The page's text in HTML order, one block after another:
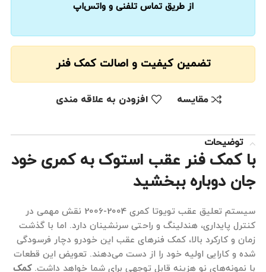
از طریق تماس تلفنی و واتس‌اپ
تضمین کیفیت و اصالت کمک فنر
مقايسه افزودن به علاقه مندی
توضیحات
با کمک فنر عقب استوک به کمری خود
جان دوباره ببخشید
سیستم تعلیق عقب تویوتا کمری 2004-2006 نقش مهمی در
کنترل پایداری، هندلینگ و راحتی سرنشینان دارد. اما با گذشت
زمان و کارکرد بالا، کمک فنرهای عقب این خودرو دچار فرسودگی
شده و کارایی اولیه خود را از دست می‌دهند. تعویض این قطعات
با نمونه‌های نو هزینه قابل توجهی برای شما خواهد داشت.کمک